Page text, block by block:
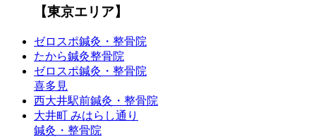
【東京エリア】
ゼロスポ鍼灸・整骨院
たから鍼灸整骨院
ゼロスポ鍼灸・整骨院
喜多見
西大井駅前鍼灸・整骨院
大井町 みはらし通り
鍼灸・整骨院